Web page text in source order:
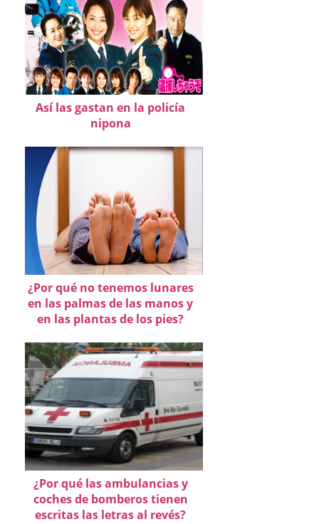
Así las gastan en la policía
nipona
¿Por qué no tenemos lunares
en las palmas de las manos y
en las plantas de los pies?
¿Por qué las ambulancias y
coches de bomberos tienen
escritas las letras al revés?